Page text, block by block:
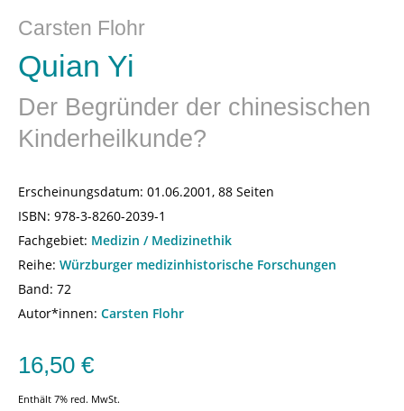
Carsten Flohr
Quian Yi
Der Begründer der chinesischen
Kinderheilkunde?
Erscheinungsdatum: 01.06.2001, 88 Seiten
ISBN: 978-3-8260-2039-1
Fachgebiet: Medizin / Medizinethik
Reihe: Würzburger medizinhistorische Forschungen
Band: 72
Autor*innen: Carsten Flohr
16,50 €
Enthält 7% red. MwSt.